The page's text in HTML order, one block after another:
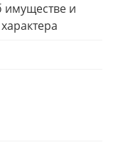
имуществе и